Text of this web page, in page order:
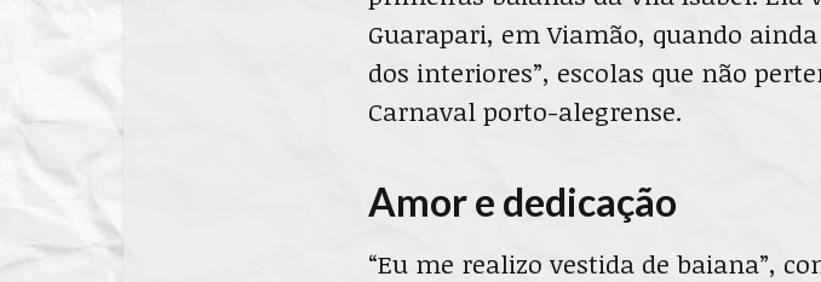
Guarapari, em Viamão, quando
dos interiores”, escolas que não
Carnaval porto-alegrense.
Amor e dedicação
“Eu me realizo vestida de baiana”,